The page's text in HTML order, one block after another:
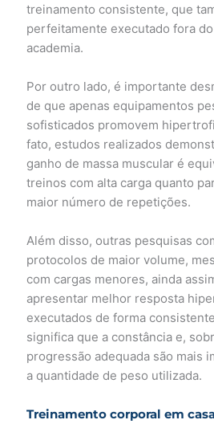
treinamento consistente, que
perfeitamente executado fora
academia.
Por outro lado, é importante
de que apenas equipamentos
sofisticados promovem
fato, estudos realizados
ganho de massa muscular é
treinos com alta carga quanto
maior número de repetições.
Além disso, outras pesquisas
protocolos de maior volume,
com cargas menores, ainda
apresentar melhor resposta
executados de forma
significa que a constância e,
progressão adequada são mais
a quantidade de peso utilizada.
Treinamento corporal em